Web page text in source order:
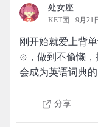
处女座
KET团 9月21
刚开始就爱上背
⊙，做到不偷懒，
会成为英语词典的
分享